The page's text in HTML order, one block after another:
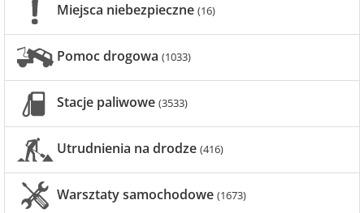
Miejsca niebezpieczne (16)
Pomoc drogowa (1033)
Stacje paliwowe (3533)
Utrudnienia na drodze (416)
Warsztaty samochodowe (1673)